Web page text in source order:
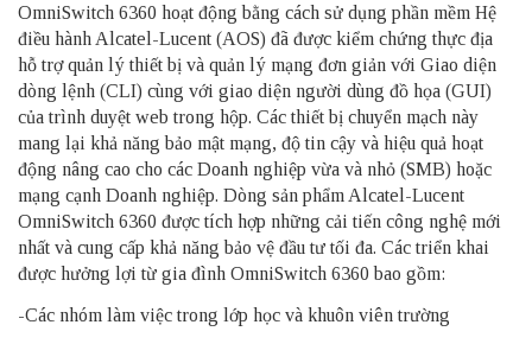
OmniSwitch 6360 hoạt động bằng cách sử dụng phần mềm Hệ
điều hành Alcatel-Lucent (AOS) đã được kiểm chứng thực địa
hỗ trợ quản lý thiết bị và quản lý mạng đơn giản với Giao diện
dòng lệnh (CLI) cùng với giao diện người dùng đồ họa (GUI)
của trình duyệt web trong hộp. Các thiết bị chuyển mạch này
mang lại khả năng bảo mật mạng, độ tin cậy và hiệu quả hoạt
động nâng cao cho các Doanh nghiệp vừa và nhỏ (SMB) hoặc
mạng cạnh Doanh nghiệp. Dòng sản phẩm Alcatel-Lucent
OmniSwitch 6360 được tích hợp những cải tiến công nghệ mới
nhất và cung cấp khả năng bảo vệ đầu tư tối đa. Các triển khai
được hưởng lợi từ gia đình OmniSwitch 6360 bao gồm:
-Các nhóm làm việc trong lớp học và khuôn viên trường